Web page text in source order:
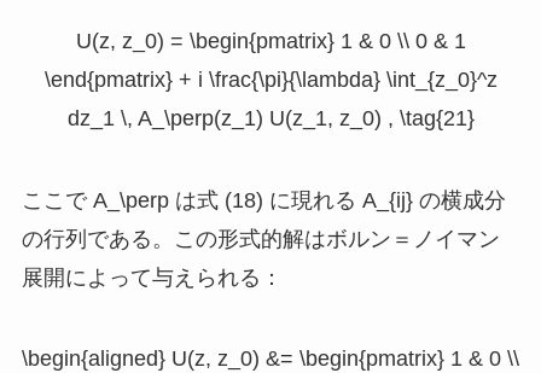
U(z, z_0) = \begin{pmatrix} 1 & 0 \\ 0 & 1
\end{pmatrix} + i \frac{\pi}{\lambda} \int_{z_0}^z
dz_1 \, A_\perp(z_1) U(z_1, z_0) , \tag{21}
ここで A_\perpは式 (18) に現れる A_{ij}の横成分
の行列である。この形式的解はボルン＝ノイマン
展開によって与えられる：
\begin{aligned} U(z, z_0) &= \begin{pmatrix} 1 & 0 \\